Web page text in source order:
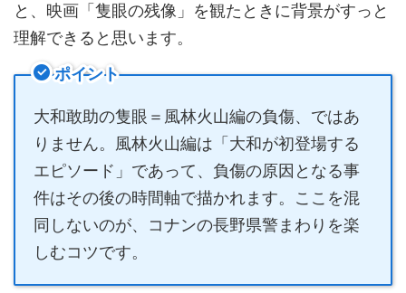
と、映画「隻眼の残像」を観たときに背景がすっと
理解できると思います。
ポイント
大和敢助の隻眼＝風林火山編の負傷、ではあ
りません。風林火山編は「大和が初登場する
エピソード」であって、負傷の原因となる事
件はその後の時間軸で描かれます。ここを混
同しないのが、コナンの長野県警まわりを楽
しむコツです。